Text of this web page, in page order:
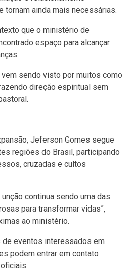
tornam ainda mais necessárias.
que o ministério de
espaço para alcançar
sendo visto por muitos como
direção espiritual sem
Jeferson Gomes segue
regiões do Brasil, participando
cruzadas e cultos
continua sendo uma das
para transformar vidas”,
ao ministério.
de eventos interessados em
podem entrar em contato